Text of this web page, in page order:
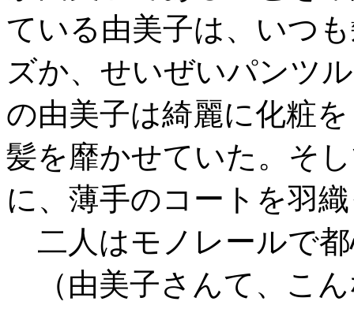
ている由美子は、いつ
ズか、せいぜいパンツ
の由美子は綺麗に化粧
髪を靡かせていた。そ
に、薄手のコートを羽
二人はモノレールで
（由美子さんて、こ